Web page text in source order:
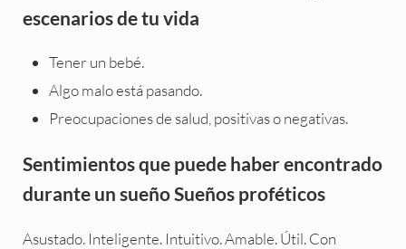
escenarios de tu vida
Tener un bebé.
Algo malo está pasando.
Preocupaciones de salud, positivas o negativas.
Sentimientos que puede haber encontrado
durante un sueño Sueños proféticos
Asustado. Inteligente. Intuitivo. Amable. Útil. Con